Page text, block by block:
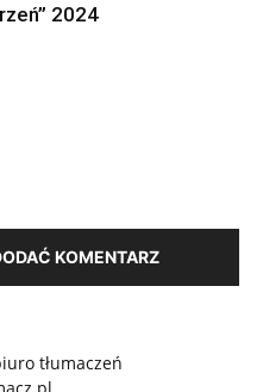
2024
KOMENTARZ